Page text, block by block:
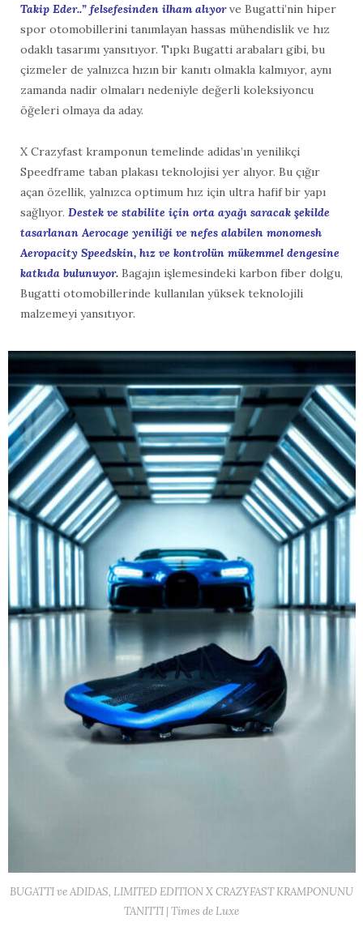
Takip Eder..” felsefesinden ilham alıyorve Bugatti’nin hiper
spor otomobillerini tanımlayan hassas mühendislik ve hız
odaklı tasarımı yansıtıyor. Tıpkı Bugatti arabaları gibi, bu
çizmeler de yalnızca hızın bir kanıtı olmakla kalmıyor, aynı
zamanda nadir olmaları nedeniyle değerli koleksiyoncu
öğeleri olmaya da aday.
X Crazyfast kramponun temelinde adidas’ın yenilikçi
Speedframe taban plakası teknolojisi yer alıyor. Bu çığır
açan özellik, yalnızca optimum hız için ultra hafif bir yapı
sağlıyor. Destek ve stabilite için orta ayağı saracak şekilde
tasarlanan Aerocage yeniliği ve nefes alabilen monomesh
Aeropacity Speedskin, hız ve kontrolün mükemmel dengesine
katkıda bulunuyor. Bagajın işlemesindeki karbon fiber dolgu,
Bugatti otomobillerinde kullanılan yüksek teknolojili
malzemeyi yansıtıyor.
BUGATTI ve ADIDAS, LIMITED EDITION X CRAZYFAST KRAMPONUNU
TANITTI | Times de Luxe